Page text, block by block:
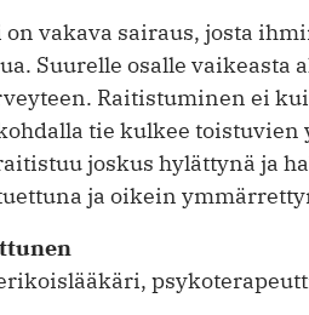
vakava sairaus, josta
Suurelle osalle
Raitistuminen ei
tie kulkee
joskus hylättynä ja
ja oikein